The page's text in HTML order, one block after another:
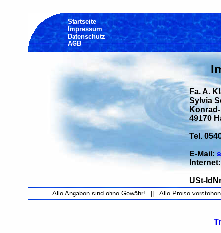
Startseite
Impressum
Datenschutz
AGB
Fa. A.
Sylvia
Konrad-
49170
Tel.
E-Mail:
USt-
Alle Angaben sind ohne Gewähr! || Alle Preise